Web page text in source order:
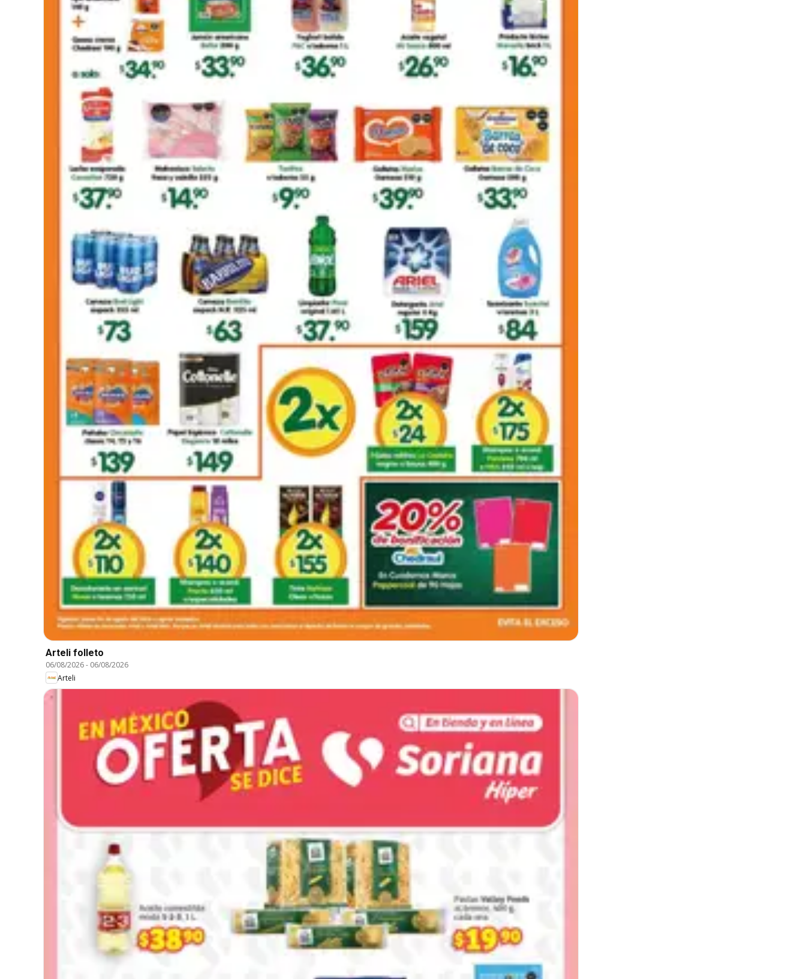
Arteli folleto
06/08/2026- 06/08/2026
Arteli